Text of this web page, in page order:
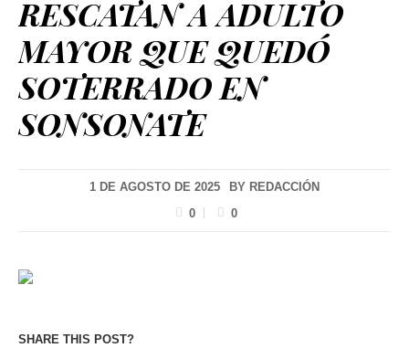
RESCATAN A ADULTO
MAYOR QUE QUEDÓ
SOTERRADO EN
SONSONATE
1 DE AGOSTO DE 2025 BY REDACCIÓN
0
0
SHARE THIS POST?